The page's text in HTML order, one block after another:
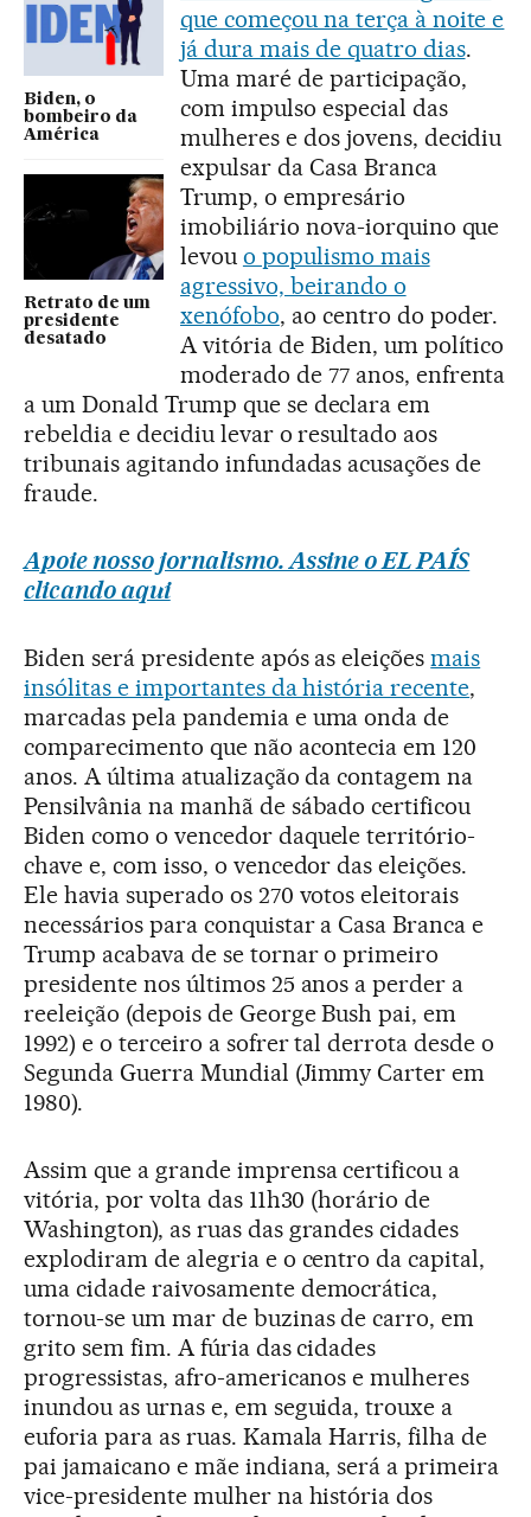
Biden, o
bombeiro da
América
Retrato de um
presidente
desatado
que começou na terça à noite e
já dura mais de quatro dias.
Uma maré de participação,
com impulso especial das
mulheres e dos jovens, decidiu
expulsar da Casa Branca
Trump, o empresário
imobiliário nova-iorquino que
levou o populismo mais
agressivo, beirando o
xenófobo, ao centro do poder.
A vitória de Biden, um político
moderado de 77 anos, enfrenta
a um Donald Trump que se declara em
rebeldia e decidiu levar o resultado aos
tribunais agitando infundadas acusações de
fraude.
Apoie nosso jornalismo. Assine o EL PAÍS
clicando aqui
Biden será presidente após as eleiçõesmais
insólitas e importantes da história recente,
marcadas pela pandemia e uma onda de
comparecimento que não acontecia em 120
anos. A última atualização da contagem na
Pensilvânia na manhã de sábado certificou
Biden como o vencedor daquele território-
chave e, com isso, o vencedor das eleições.
Ele havia superado os 270 votos eleitorais
necessários para conquistar a Casa Branca e
Trump acabava de se tornar o primeiro
presidente nos últimos 25 anos a perder a
reeleição (depois de George Bush pai, em
1992) e o terceiro a sofrer tal derrota desde o
Segunda Guerra Mundial (Jimmy Carter em
1980).
Assim que a grande imprensa certificou a
vitória, por volta das 11h30 (horário de
Washington), as ruas das grandes cidades
explodiram de alegria e o centro da capital,
uma cidade raivosamente democrática,
tornou-se um mar de buzinas de carro, em
grito sem fim. A fúria das cidades
progressistas, afro-americanos e mulheres
inundou as urnas e, em seguida, trouxe a
euforia para as ruas. Kamala Harris, filha de
pai jamaicano e mãe indiana, será a primeira
vice-presidente mulher na história dos